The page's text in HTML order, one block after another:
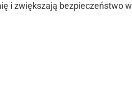
i zwiększają bezpieczeństwo w